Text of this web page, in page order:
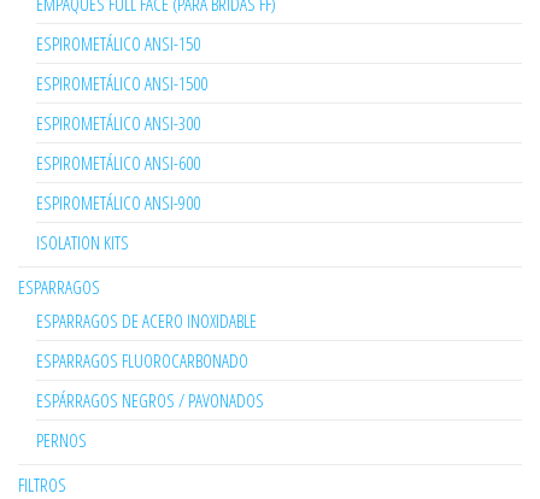
ESPIROMETÁLICO ANSI-150
ESPIROMETÁLICO ANSI-1500
ESPIROMETÁLICO ANSI-300
ESPIROMETÁLICO ANSI-600
ESPIROMETÁLICO ANSI-900
ISOLATION KITS
ESPARRAGOS
ESPARRAGOS DE ACERO INOXIDABLE
ESPARRAGOS FLUOROCARBONADO
ESPÁRRAGOS NEGROS / PAVONADOS
PERNOS
FILTROS